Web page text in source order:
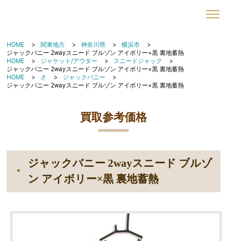
HOME 関東地方 神奈川県
横浜市
ジャックバニー 2wayスニード ブルゾン アイボリー×黒 裏地蓄熱
HOME
ジャケット/アウター
スニードジャック
ジャックバニー 2wayスニード ブルゾン アイボリー×黒 裏地蓄熱
HOME
さ
ジャックバニー
ジャックバニー 2wayスニード ブルゾン アイボリー×黒 裏地蓄熱
買取参考価格
ジャックバニー 2wayスニード ブルゾ
ン アイボリー×黒 裏地蓄熱